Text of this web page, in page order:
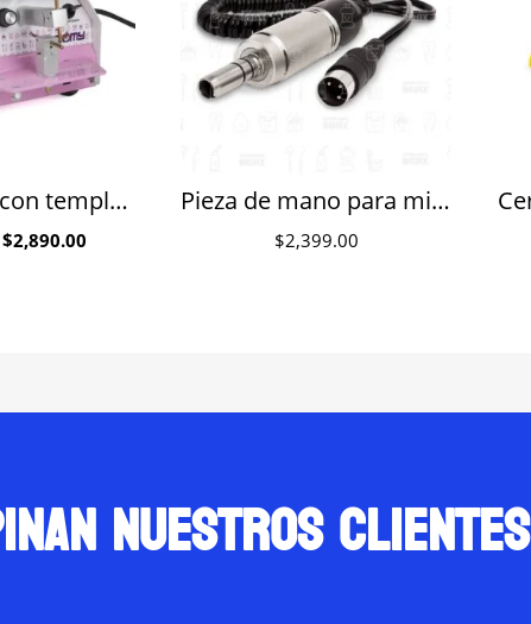
Punteadora con templador para ortodoncia
Original
$2,890.00Current
Pieza de mano para micromotor tipo E
$2,399.00
nuestros clientes